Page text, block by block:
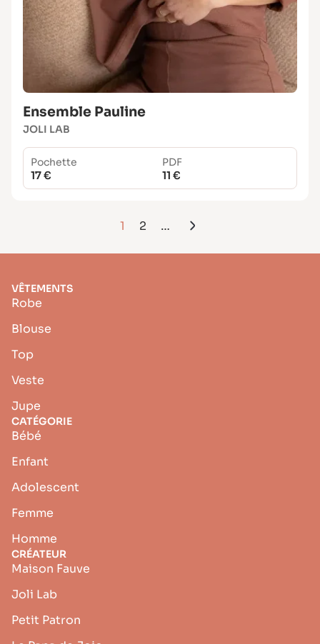
Ensemble Pauline
JOLI LAB
Pochette
17 €
PDF
11 €
1 2 …
VÊTEMENTS
Robe
Blouse
Top
Veste
Jupe
CATÉGORIE
Bébé
Enfant
Adolescent
Femme
Homme
CRÉATEUR
Maison Fauve
Joli Lab
Petit Patron